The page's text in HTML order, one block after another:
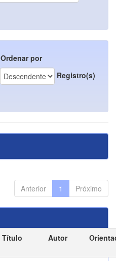
Ordenar por
Registro(s)
Anterior 1 Próximo
Título Autor